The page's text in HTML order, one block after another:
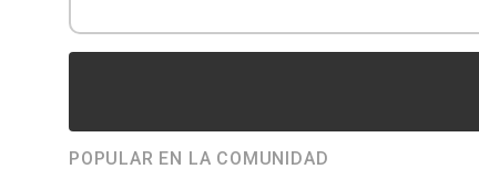
POPULAR EN LA COMUNIDAD